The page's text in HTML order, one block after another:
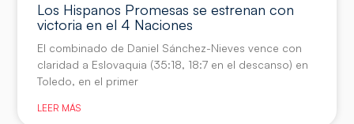
Los Hispanos Promesas se estrenan con
victoria en el 4 Naciones
El combinado de Daniel Sánchez-Nieves vence con
claridad a Eslovaquia (35:18, 18:7 en el descanso) en
Toledo, en el primer
LEER MÁS